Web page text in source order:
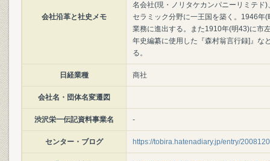
会社沿革と社史メモ
名会社(現・ノリタケカンパニーリミテド
セラミック分野に一王国を築く。1946年
業務に進出する。また1910年(明43)に市
年史編纂に使用した『森村翁言行録]』な
る。
日経業種 商社
会社名・団体名変遷図
渋沢栄一伝記資料事業名 -
センター・ブログ https://tobira.hatenadiary.jp/entry/